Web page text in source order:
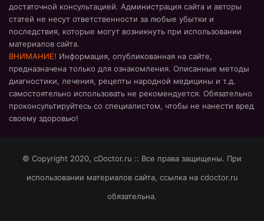
достаточной консультацией. Администрация сайта и авторы
статей не несут ответственности за любые убытки и
последствия, которые могут возникнуть при использовании
материалов сайта.
ВНИМАНИЕ! Информация, опубликованная на сайте,
предназначена только для ознакомления. Описанные методы
диагностики, лечения, рецепты народной медицины и т.д.
самостоятельно использовать не рекомендуется. Обязательно
проконсультируйтесь со специалистом, чтобы не нанести вред
своему здоровью!
© Copyright 2020, cDoctor.ru :: Все права защищены. При
использовании материалов сайта, ссылка на cdoctor.ru
обязательна.